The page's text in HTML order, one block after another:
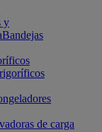
y
Bandejas
de carga